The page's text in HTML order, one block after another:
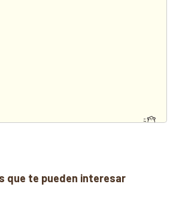
que te pueden interesar